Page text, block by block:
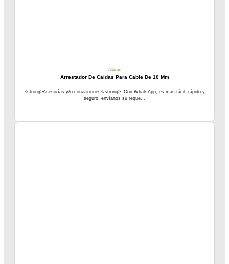
Alturas
Arrestador De Caídas Para Cable De 10 Mm
<strong>Asesorías y/o cotizaciones</strong>: Con WhatsApp, es mas fácil, rápido y
seguro, envíanos su reque...